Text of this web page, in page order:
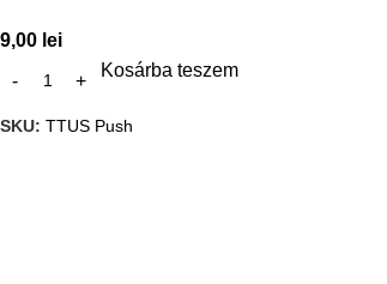
9,00 lei
Kosárba teszem
SKU: TTUS Push